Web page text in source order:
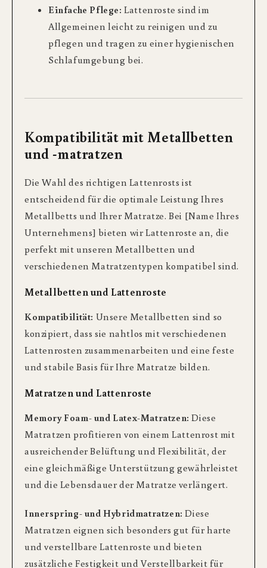
Einfache Pflege: Lattenroste sind im
Allgemeinen leicht zu reinigen und zu
pflegen und tragen zu einer hygienischen
Schlafumgebung bei.
Kompatibilität mit Metallbetten
und -matratzen
Die Wahl des richtigen Lattenrosts ist
entscheidend für die optimale Leistung Ihres
Metallbetts und Ihrer Matratze. Bei [Name Ihres
Unternehmens] bieten wir Lattenroste an, die
perfekt mit unseren Metallbetten und
verschiedenen Matratzentypen kompatibel sind.
Metallbetten und Lattenroste
Kompatibilität: Unsere Metallbetten sind so
konzipiert, dass sie nahtlos mit verschiedenen
Lattenrosten zusammenarbeiten und eine feste
und stabile Basis für Ihre Matratze bilden.
Matratzen und Lattenroste
Memory Foam- und Latex-Matratzen: Diese
Matratzen profitieren von einem Lattenrost mit
ausreichender Belüftung und Flexibilität, der
eine gleichmäßige Unterstützung gewährleistet
und die Lebensdauer der Matratze verlängert.
Innerspring- und Hybridmatratzen: Diese
Matratzen eignen sich besonders gut für harte
und verstellbare Lattenroste und bieten
zusätzliche Festigkeit und Verstellbarkeit für